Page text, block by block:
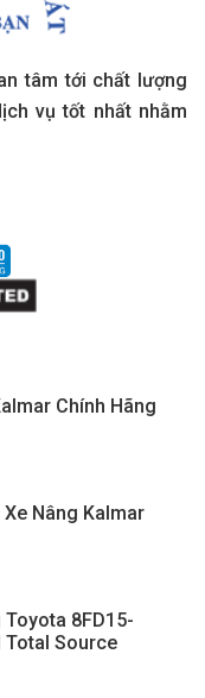
tâm tới chất lượng
vụ tốt nhất nhằm
Chính Hãng
Nâng Kalmar
8FD15-
Total Source